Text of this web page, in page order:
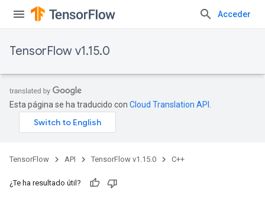
Acceder
TensorFlow v1.15.0
Esta página se ha traducido con Cloud Translation API
TensorFlow API TensorFlow v1.15.0 C++
¿Te ha resultado útil?